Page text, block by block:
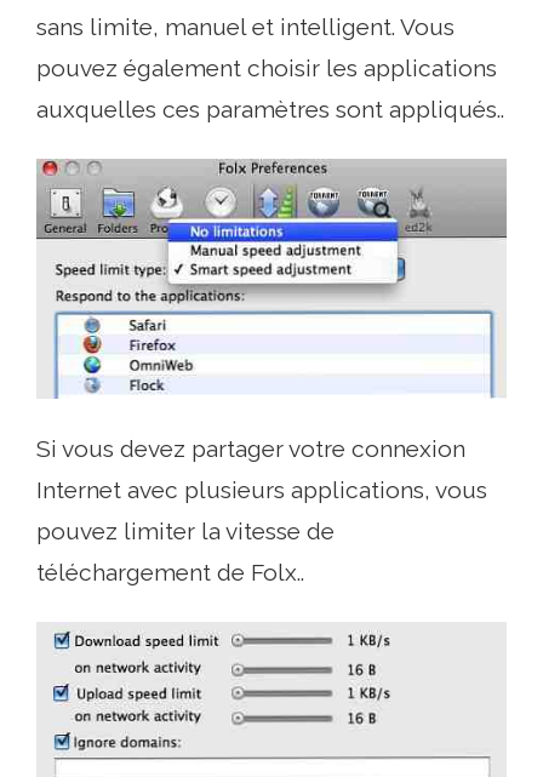
sans limite, manuel et intelligent. Vous
pouvez également choisir les applications
auxquelles ces paramètres sont appliqués..
Si vous devez partager votre connexion
Internet avec plusieurs applications, vous
pouvez limiter la vitesse de
téléchargement de Folx..